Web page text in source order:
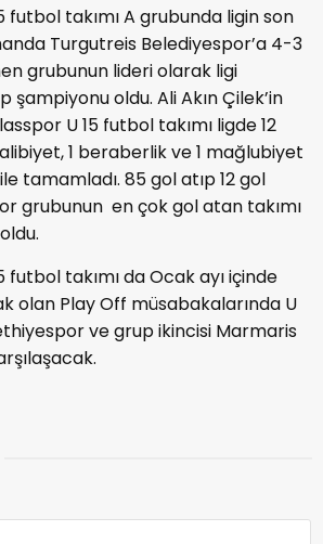
futbol takımı A grubunda ligin son
Turgutreis Belediyespor’a 4-3
grubunun lideri olarak ligi
şampiyonu oldu. Ali Akın Çilek’in
U 15 futbol takımı ligde 12
1 beraberlik ve 1 mağlubiyet
tamamladı. 85 gol atıp 12 gol
grubunun en çok gol atan takımı
futbol takımı da Ocak ayı içinde
olan Play Off müsabakalarında U
ve grup ikincisi Marmaris